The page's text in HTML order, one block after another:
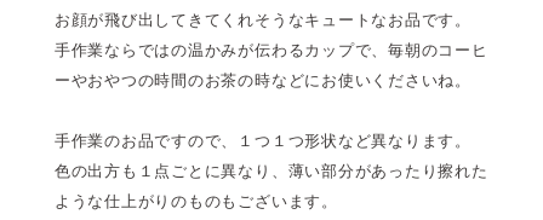
お顔が飛び出してきてくれそうなキュートなお品です。
手作業ならではの温かみが伝わるカップで、毎朝のコーヒ
ーやおやつの時間のお茶の時などにお使いくださいね。
手作業のお品ですので、１つ１つ形状など異なります。
色の出方も１点ごとに異なり、薄い部分があったり擦れた
ような仕上がりのものもございます。